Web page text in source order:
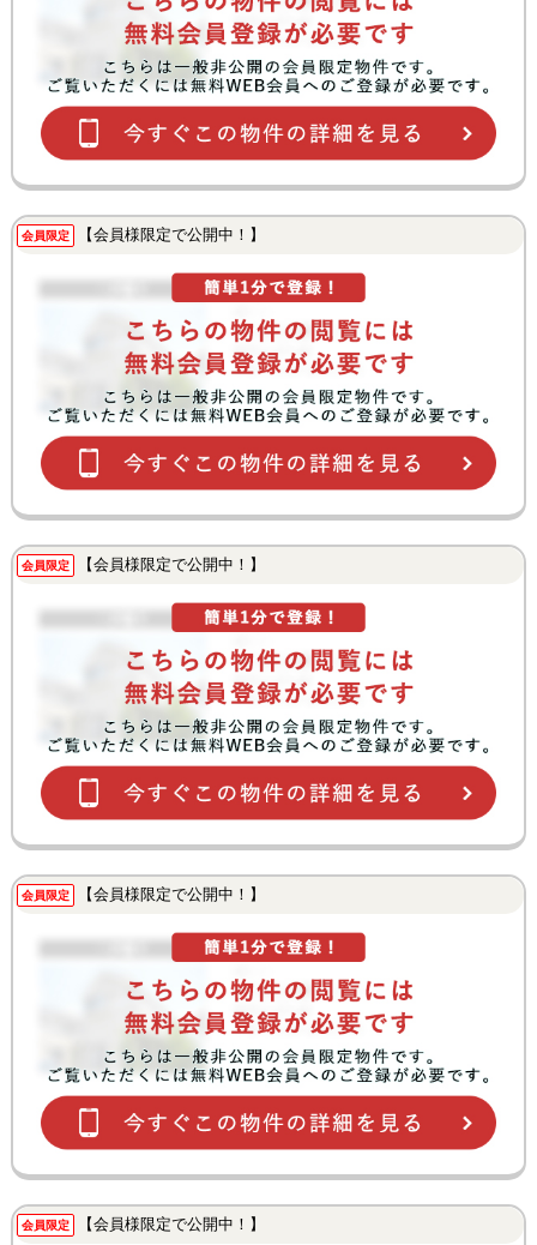
会員限定 【会員様限定で公開中！】
会員限定 【会員様限定で公開中！】
会員限定 【会員様限定で公開中！】
会員限定 【会員様限定で公開中！】